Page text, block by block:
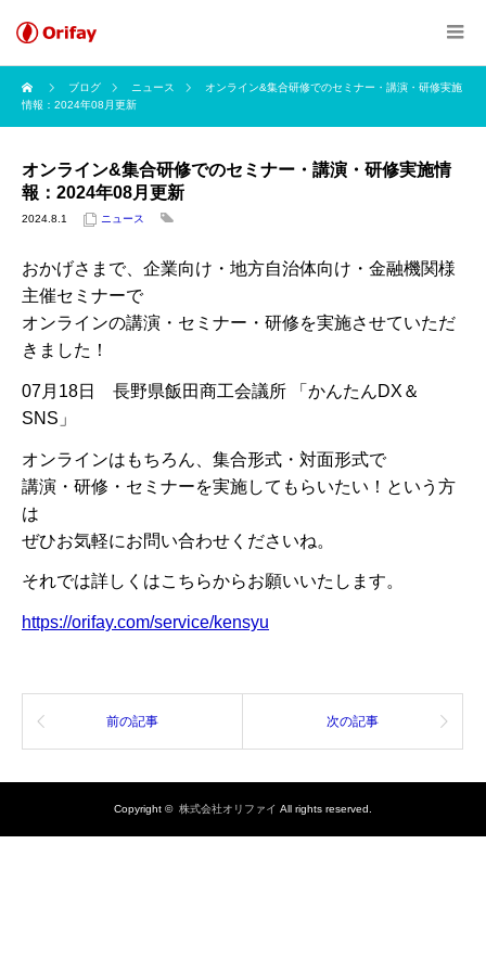
ブログ ニュース
オンライン&集合研修でのセミナー・講演・研修実施
情報：2024年08月更新
オンライン&集合研修でのセミナー・講演・研修実施情
報：2024年08月更新
2024.8.1 ニュース
おかげさまで、企業向け・地方自治体向け・金融機関様
主催セミナーで
オンラインの講演・セミナー・研修を実施させていただ
きました！
07月18日 長野県飯田商工会議所 「かんたんDX＆
SNS」
オンラインはもちろん、集合形式・対面形式で
講演・研修・セミナーを実施してもらいたい！という方
は
ぜひお気軽にお問い合わせくださいね。
それでは詳しくはこちらからお願いいたします。
https://orifay.com/service/kensyu
前の記事 次の記事
Copyright © 株式会社オリファイ All rights reserved.